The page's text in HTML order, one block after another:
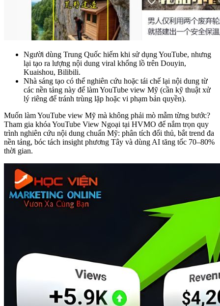
Người dùng Trung Quốc hiếm khi sử dụng YouTube, nhưng
lại tạo ra lượng nội dung viral khổng lồ trên Douyin,
Kuaishou, Bilibili.
Nhà sáng tạo có thể nghiên cứu hoặc tái chế lại nội dung từ
các nền tảng này để làm YouTube view Mỹ (cần kỹ thuật xử
lý riêng để tránh trùng lặp hoặc vi phạm bản quyền).
Muốn làm YouTube view Mỹ mà không phải mò mẫm từng bước?
Tham gia khóa YouTube View Ngoại tại HVMO để nắm trọn quy
trình nghiên cứu nội dung chuẩn Mỹ: phân tích đối thủ, bắt trend đa
nền tảng, bóc tách insight phương Tây và dùng AI tăng tốc 70–80%
thời gian.